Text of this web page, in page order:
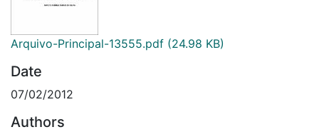
Arquivo-Principal-13555.pdf (24.98 KB)
Date
07/02/2012
Authors